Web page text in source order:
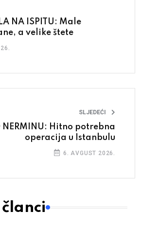
NA ISPITU: Male
a velike štete
SLJEDEĆI
NERMINU: Hitno potrebna
operacija u Istanbulu
6. AVGUST 2026.